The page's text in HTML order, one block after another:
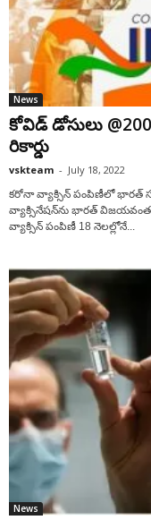
News
కోవిడ్ డోసులు
రికార్డు
vskteam - July 18, 2022
కరోనా వ్యాక్సిన్ పంపిణీలో భారత్
వ్యాక్సినేష‌న్‌ను భార‌త్
వ్యాక్సిన్ పంపిణీ 18 నెలల్లోనే...
News